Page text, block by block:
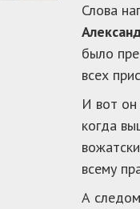
Слова
было
всех
И вот он
когда
всему
А